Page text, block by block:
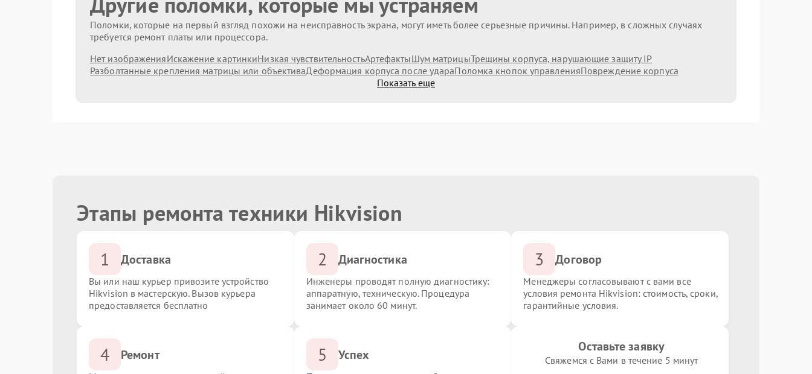
Поломки, которые на первый взгляд похожи на неисправность экрана, могут иметь более серьезные причины. Например, в сложных случаях
требуется ремонт платы или процессора.
Нет изображенияИскажение картинкиНизкая чувствительностьАртефактыШум матрицыТрещины корпуса, нарушающие защиту IP
Разболтанные крепления матрицы или объективаДеформация корпуса после удараПоломка кнопок управленияПовреждение корпуса
Показать еще
Этапы ремонта техники Hikvision
1 Доставка
Вы или наш курьер привозите устройство
Hikvision в мастерскую. Вызов курьера
предоставляется бесплатно
2 Диагностика
Инженеры проводят полную диагностику:
аппаратную, техническую. Процедура
занимает около 60 минут.
3 Договор
Менеджеры согласовывают с вами все
условия ремонта Hikvision: стоимость, сроки,
гарантийные условия.
4 Ремонт 5 Успех
Оставьте заявку
Свяжемся с Вами в течение 5 минут